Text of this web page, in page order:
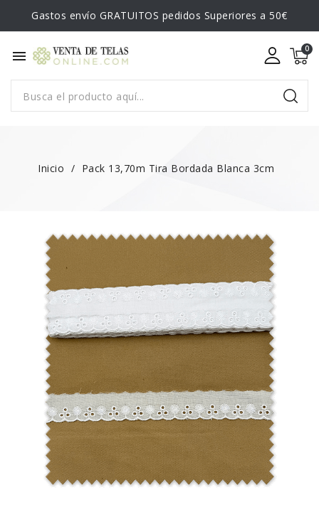
Gastos envío GRATUITOS pedidos Superiores a 50€
menu
Inicio Pack 13,70m Tira Bordada Blanca 3cm